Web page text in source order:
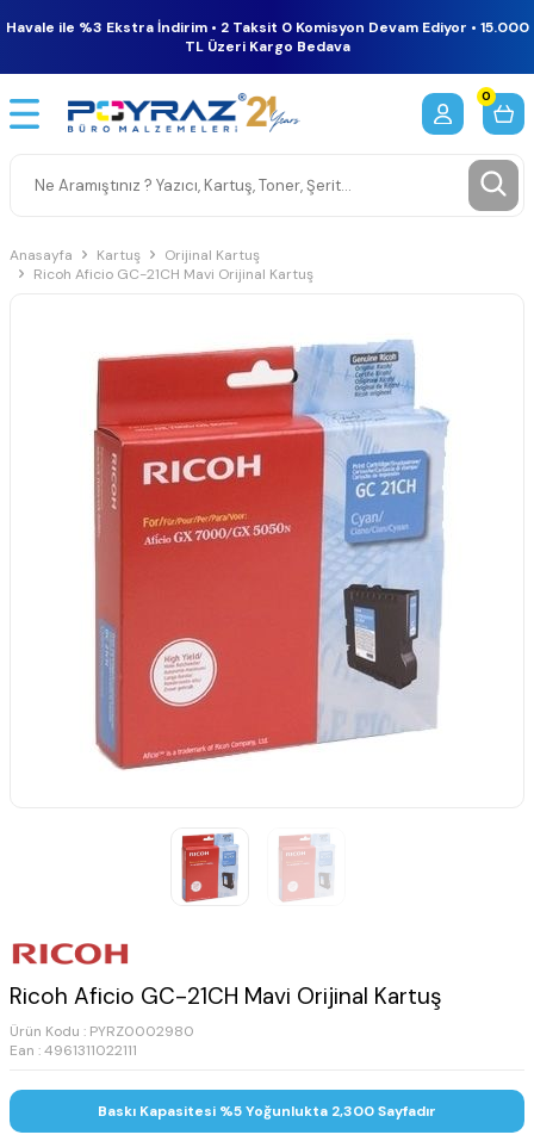
Havale ile %3 Ekstra İndirim • 2 Taksit 0 Komisyon Devam Ediyor • 15.000
TL Üzeri Kargo Bedava
0
Anasayfa Kartuş
Orijinal Kartuş
Ricoh Aficio GC-21CH Mavi Orijinal Kartuş
Ricoh Aficio GC-21CH Mavi Orijinal Kartuş
Ürün Kodu : PYRZ0002980
Ean : 4961311022111
Baskı Kapasitesi %5 Yoğunlukta 2,300 Sayfadır